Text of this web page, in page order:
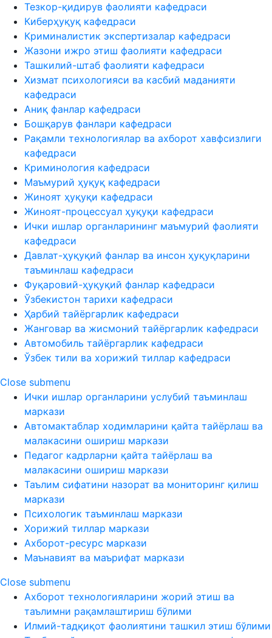
Тезкор-қидирув фаолияти кафедраси
Киберҳуқуқ кафедраси
Криминалистик экспертизалар кафедраси
Жазони ижро этиш фаолияти кафедраси
Ташкилий-штаб фаолияти кафедраси
Хизмат психологияси ва касбий маданияти
кафедраси
Аниқ фанлар кафедраси
Бошқарув фанлари кафедраси
Рақамли технологиялар ва ахборот хавфсизлиги
кафедраси
Криминология кафедраси
Маъмурий ҳуқуқ кафедраси
Жиноят ҳуқуқи кафедраси
Жиноят-процессуал ҳуқуқи кафедраси
Ички ишлар органларининг маъмурий фаолияти
кафедраси
Давлат-ҳуқуқий фанлар ва инсон ҳуқуқларини
таъминлаш кафедраси
Фуқаровий-ҳуқуқий фанлар кафедраси
Ўзбекистон тарихи кафедраси
Ҳарбий тайёргарлик кафедраси
Жанговар ва жисмоний тайёргарлик кафедраси
Автомобиль тайёргарлик кафедраси
Ўзбек тили ва хорижий тиллар кафедраси
Close submenu
Ички ишлар органларини услубий таъминлаш
маркази
Автомактаблар ходимларини қайта тайёрлаш ва
малакасини ошириш маркази
Педагог кадрларни қайта тайёрлаш ва
малакасини ошириш маркази
Таълим сифатини назорат ва мониторинг қилиш
маркази
Психологик таъминлаш маркази
Хорижий тиллар маркази
Ахборот-ресурс маркази
Маънавият ва маърифат маркази
Close submenu
Ахборот технологияларини жорий этиш ва
таълимни рақамлаштириш бўлими
Илмий-тадқиқот фаолиятини ташкил этиш бўлими